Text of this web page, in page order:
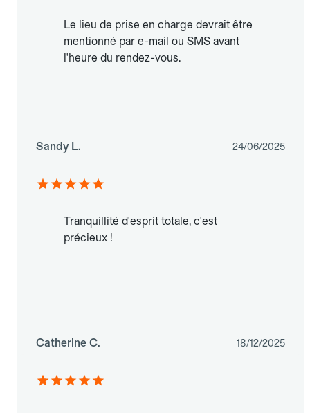
Le lieu de prise en charge devrait être
mentionné par e-mail ou SMS avant
l'heure du rendez-vous.
Sandy L. 24/06/2025
Tranquillité d'esprit totale, c'est
précieux !
Catherine C. 18/12/2025